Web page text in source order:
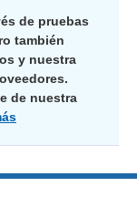
de pruebas
también
y nuestra
de nuestra